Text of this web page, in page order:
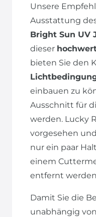
Unsere
Ausstattung
Bright Sun UV
dieser
bieten Sie den
einbauen zu
Ausschnitt für
werden. Lucky
vorgesehen
nur ein paar
einem
entfernt
Damit Sie die
unabhängig